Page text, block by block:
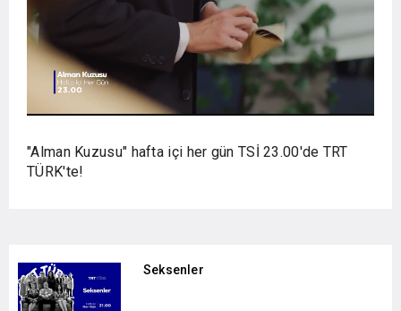
Current
Time
Loaded : 0%
Progress
0%
Remaining
"Alman Kuzusu" hafta içi her gün TSİ 23.00'de TRT
TÜRK'te!
Seksenler